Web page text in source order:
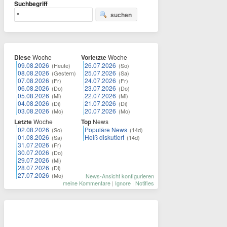
Suchbegriff
suchen
DieseWoche
09.08.2026 (Heute)
08.08.2026 (Gestern)
07.08.2026 (Fr)
06.08.2026 (Do)
05.08.2026 (Mi)
04.08.2026 (Di)
03.08.2026 (Mo)
LetzteWoche
02.08.2026 (So)
01.08.2026 (Sa)
31.07.2026 (Fr)
30.07.2026 (Do)
29.07.2026 (Mi)
28.07.2026 (Di)
27.07.2026 (Mo)
VorletzteWoche
26.07.2026 (So)
25.07.2026 (Sa)
24.07.2026 (Fr)
23.07.2026 (Do)
22.07.2026 (Mi)
21.07.2026 (Di)
20.07.2026 (Mo)
Top News
Populäre News (14d)
Heiß diskutiert (14d)
News-Ansicht konfigurieren
meine Kommentare | Ignore | Notifies